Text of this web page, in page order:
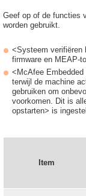
Geef op of de functies
worden gebruikt.
<Systeem verifiëren
firmware en MEAP-
<McAfee Embedded
terwijl de machine
gebruiken om
voorkomen. Dit is
opstarten> is
Item